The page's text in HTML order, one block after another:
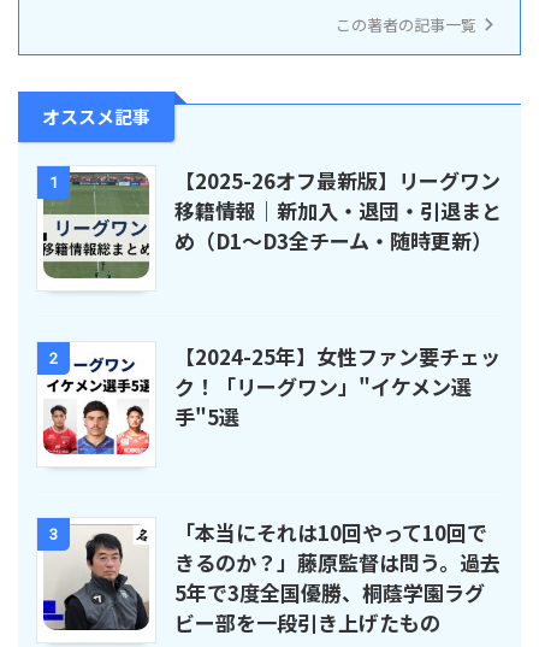
この著者の記事一覧
オススメ記事
1
【2025-26オフ最新版】リーグワン
移籍情報｜新加入・退団・引退まと
め（D1〜D3全チーム・随時更新）
2
【2024-25年】女性ファン要チェッ
ク！「リーグワン」"イケメン選
手"5選
3
「本当にそれは10回やって10回で
きるのか？」藤原監督は問う。過去
5年で3度全国優勝、桐蔭学園ラグ
ビー部を一段引き上げたもの